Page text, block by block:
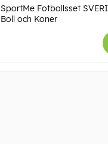
SportMe Fotbollsset
Boll och Koner